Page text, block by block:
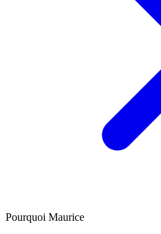
Pourquoi Maurice